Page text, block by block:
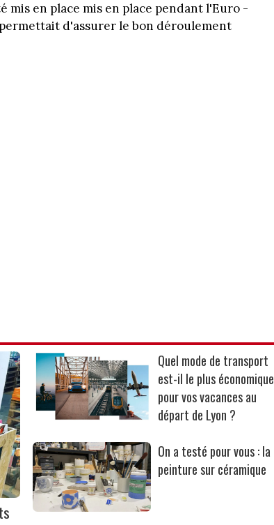
en place mis en place pendant l'Euro -
d'assurer le bon déroulement
Quel mode de transport
est-il le plus économique
pour vos vacances au
départ de Lyon ?
On a testé pour vous : la
peinture sur céramique